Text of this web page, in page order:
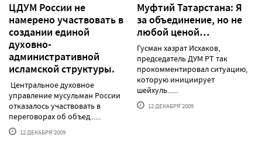
ЦДУМ России не
намерено участвовать в
создании единой
духовно-
административной
исламской структуры.
Центральное духовное
управление мусульман России
отказалось участвовать в
переговорах об объед......
12 ДЕКАБРЯ'2009
Муфтий Татарстана: Я
за объединение, но не
любой ценой…
Гусман хазрат Исхаков,
председатель ДУМ РТ так
прокомментировал ситуацию,
которую инициирует
шейхуль......
12 ДЕКАБРЯ'2009